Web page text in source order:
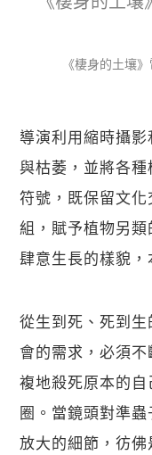
《棲身的土壤
導演利用縮時攝
與枯萎，並將各
符號，既保留文
組，賦予植物另類
肆意生長的樣貌
從生到死、死到
會的需求，必須
複地殺死原本的
圈。當鏡頭對準
放大的細節，彷佛